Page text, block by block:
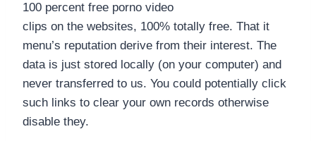
100 percent free porno video
clips on the websites, 100% totally free. That it
menu’s reputation derive from their interest. The
data is just stored locally (on your computer) and
never transferred to us. You could potentially click
such links to clear your own records otherwise
disable they.